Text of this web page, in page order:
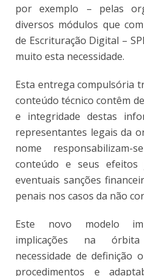
por exemplo – pelas
diversos módulos que
de Escrituração Digital –
muito esta necessidade.
Esta entrega compulsória
conteúdo técnico contêm
e integridade destas
representantes legais da
nome
conteúdo e seus efeitos
eventuais sanções
penais nos casos da não
Este novo modelo
implicações na
necessidade de definição
procedimentos e